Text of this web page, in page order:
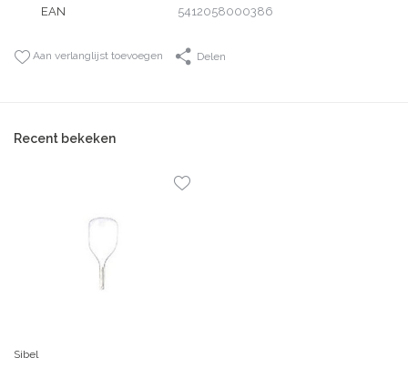
EAN 5412058000386
Aan verlanglijst toevoegen Delen
Recent bekeken
Sibel